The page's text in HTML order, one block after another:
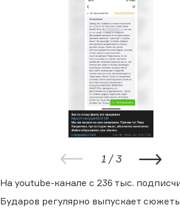
1/ 3
На youtube-канале с 236 тыс.
Бударов регулярно выпускает